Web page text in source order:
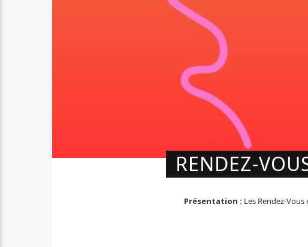
RENDEZ-
Présentation : Les Rendez-